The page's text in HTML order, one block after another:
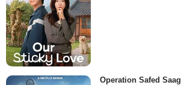
Operation Safed